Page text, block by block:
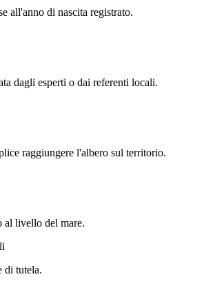
all'anno di nascita registrato.
dagli esperti o dai referenti locali.
raggiungere l'albero sul territorio.
al livello del mare.
di tutela.